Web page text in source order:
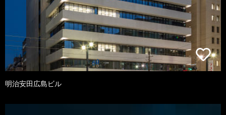
明治安田広島ビル